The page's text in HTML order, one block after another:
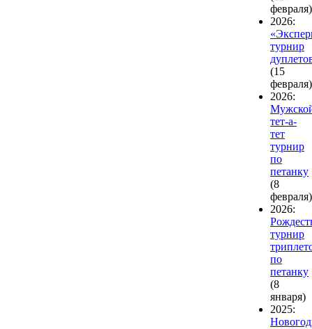
февраля)
2026:
турнир
(15
февраля)
2026:
тет-а-
тет
турнир
по
петанку
(8
февраля)
2026:
турнир
по
петанку
(8
января)
2025: